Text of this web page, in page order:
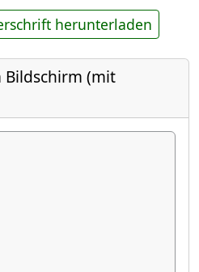
herunterladen
Bildschirm (mit